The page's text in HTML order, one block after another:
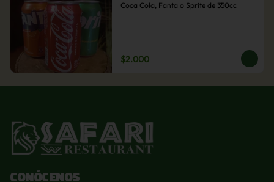
Coca Cola, Fanta o Sprite de 350cc
$2.000
Conócenos